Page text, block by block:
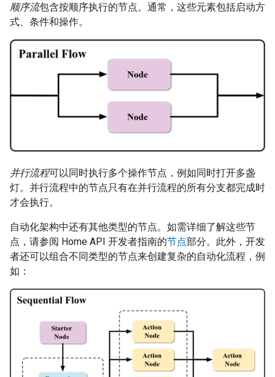
顺序流包含按顺序执行的节点。通常，这些元素包括启动方
式、条件和操作。
并行流程可以同时执行多个操作节点，例如同时打开多盏
灯。并行流程中的节点只有在并行流程的所有分支都完成时
才会执行。
自动化架构中还有其他类型的节点。如需详细了解这些节
点，请参阅 Home API 开发者指南的节点部分。此外，开发
者还可以组合不同类型的节点来创建复杂的自动化流程，例
如：